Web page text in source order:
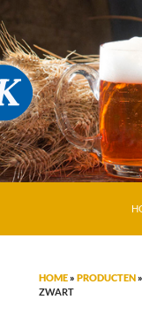
HOME» PRODUCTEN»
ZWART